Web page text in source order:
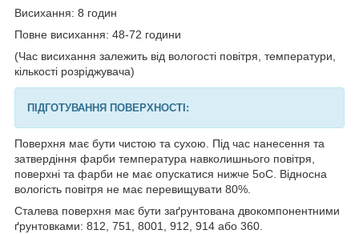
Висихання: 8 годин
Повне висихання: 48-72 години
(Час висихання залежить від вологості повітря, температури,
кількості розріджувача)
ПІДГОТУВАННЯ ПОВЕРХНОСТІ:
Поверхня має бути чистою та сухою. Під час нанесення та
затвердіння фарби температура навколишнього повітря,
поверхні та фарби не має опускатися нижче 5oC. Відносна
вологість повітря не має перевищувати 80%.
Сталева поверхня має бути заґрунтована двокомпонентними
ґрунтовками: 812, 751, 8001, 912, 914 або 360.